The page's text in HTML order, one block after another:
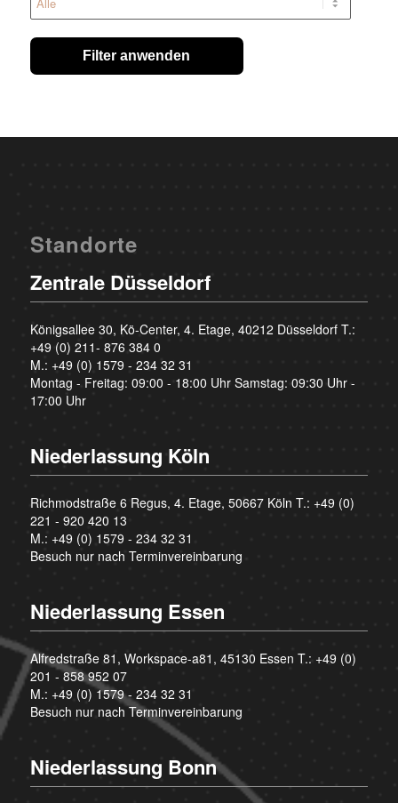
Filter anwenden
Standorte
Zentrale Düsseldorf
Königsallee 30, Kö-Center, 4. Etage, 40212 Düsseldorf T.:
+49 (0) 211- 876 384 0
M.: +49 (0) 1579 - 234 32 31
Montag - Freitag: 09:00 - 18:00 Uhr Samstag: 09:30 Uhr -
17:00 Uhr
Niederlassung Köln
Richmodstraße 6 Regus, 4. Etage, 50667 Köln T.: +49 (0)
221 - 920 420 13
M.: +49 (0) 1579 - 234 32 31
Besuch nur nach Terminvereinbarung
Niederlassung Essen
Alfredstraße 81, Workspace-a81, 45130 Essen T.: +49 (0)
201 - 858 952 07
M.: +49 (0) 1579 - 234 32 31
Besuch nur nach Terminvereinbarung
Niederlassung Bonn